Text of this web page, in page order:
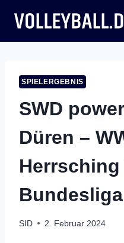
Inhalt
springen
SPIELERGEBNIS
SWD
Düren –
Herrsching
Bundesliga
SID 2. Februar 2024